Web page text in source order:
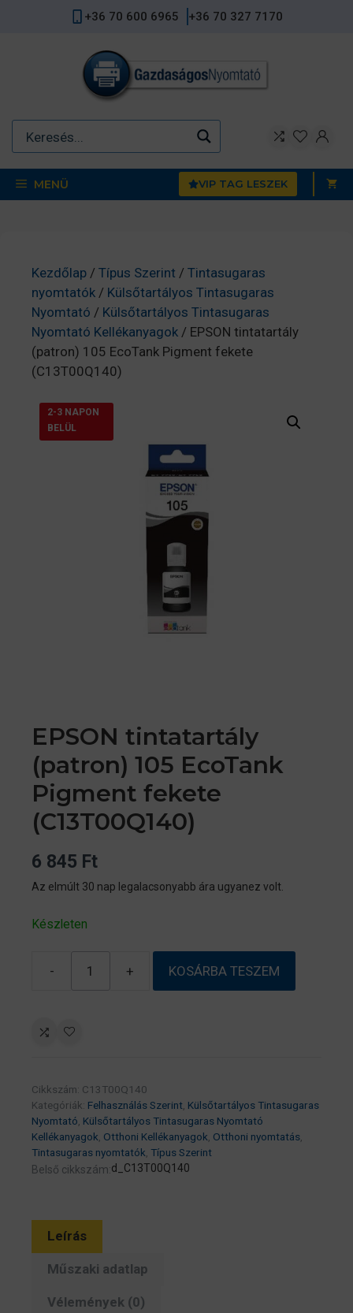
+36 70 600 6965 +36 70 327 7170
MENÜ VIP TAG LESZEK
Kezdőlap / Típus Szerint / Tintasugaras
nyomtatók / Külsőtartályos Tintasugaras
Nyomtató / Külsőtartályos Tintasugaras
Nyomtató Kellékanyagok / EPSON tintatartály
(patron) 105 EcoTank Pigment fekete
(C13T00Q140)
2-3 NAPON
BELÜL
EPSON tintatartály
(patron) 105 EcoTank
Pigment fekete
(C13T00Q140)
6 845 Ft
Az elmúlt 30 nap legalacsonyabb ára ugyanez volt.
Készleten
-
EPSON
(C13T00Q140)
mennyiség
+ KOSÁRBA TESZEM
Cikkszám: C13T00Q140
Kategóriák: Felhasználás Szerint Külsőtartályos Tintasugaras
Nyomtató Külsőtartályos Tintasugaras Nyomtató
Kellékanyagok Otthoni Kellékanyagok Otthoni nyomtatás
Tintasugaras nyomtatók Típus Szerint
Belső cikkszám:d_C13T00Q140
Leírás
Műszaki adatlap
Vélemények (0)